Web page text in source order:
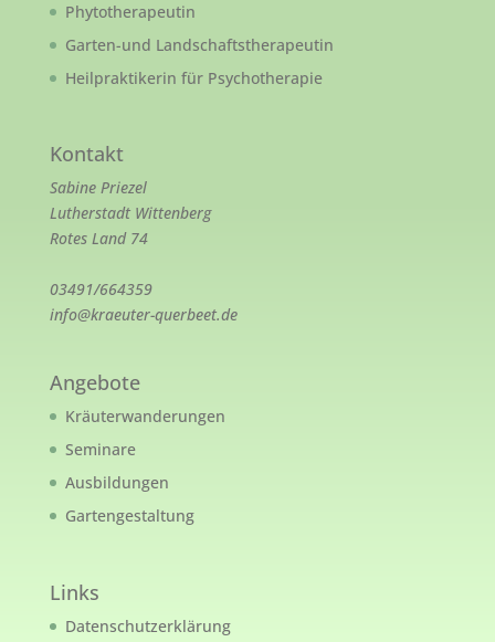
Phytotherapeutin
Garten-und Landschaftstherapeutin
Heilpraktikerin für Psychotherapie
Kontakt
Sabine Priezel
Lutherstadt Wittenberg
Rotes Land 74
03491/664359
info@kraeuter-querbeet.de
Angebote
Kräuterwanderungen
Seminare
Ausbildungen
Gartengestaltung
Links
Datenschutzerklärung